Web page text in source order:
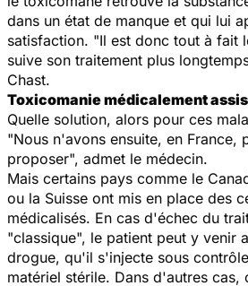
dans un état de manque et qui lui
satisfaction. "Il est donc tout à fait
suive son traitement plus
Chast.
Toxicomanie médicalement
Quelle solution, alors pour ces
"Nous n'avons ensuite, en France,
proposer", admet le médecin.
Mais certains pays comme le
ou la Suisse ont mis en place des
médicalisés. En cas d'échec du
"classique", le patient peut y venir
drogue, qu'il s'injecte sous
matériel stérile. Dans d'autres cas,